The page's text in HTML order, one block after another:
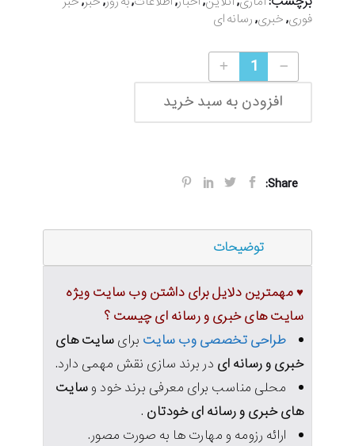
فوری,خبری,رسانه ای
طراحی وب سایت ویژه سایت های خبری و رسانه ای (قالب آنیویا) quantity
افزودن به سبد خرید
Share:
توضیحات
♥ مهمترین دلایل برای داشتن وب سایت ویژه
سایت های خبری و رسانه ای چیست ؟
طراحی تخصصی وب سایت برای سایت های
خبری و رسانه ای در برند سازی نقش مهمی دارد.
محلی مناسب برای معرفی برند خود و سایت
های خبری و رسانه ای خودتان .
ارائه رزومه و مهارت ها به صورت مصور.